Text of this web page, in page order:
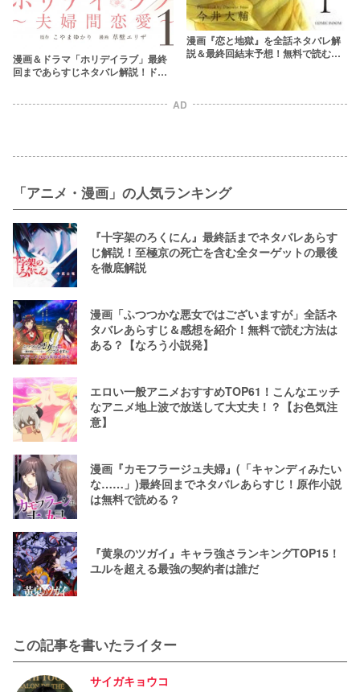
漫画＆ドラマ「ホリデイラブ」最終
回まであらすじネタバレ解説！ドロ
漫画『恋と地獄』を全話ネタバレ解
説＆最終回結末予想！無料で読む方
AD
「アニメ・漫画」の人気ランキング
『十字架のろくにん』最終話までネタバレあらす
じ解説！至極京の死亡を含む全ターゲットの最後
を徹底解説
漫画「ふつつかな悪女ではございますが」全話ネ
タバレあらすじ＆感想を紹介！無料で読む方法は
ある？【なろう小説発】
エロい一般アニメおすすめTOP61！こんなエッチ
なアニメ地上波で放送して大丈夫！？【お色気注
意】
漫画『カモフラージュ夫婦』(「キャンディみたい
な……」)最終回までネタバレあらすじ！原作小説
は無料で読める？
『黄泉のツガイ』キャラ強さランキングTOP15！
ユルを超える最強の契約者は誰だ
この記事を書いたライター
サイガキョウコ